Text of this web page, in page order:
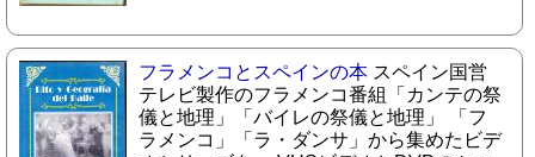
フラメンコとスペインの本 スペイン国営
テレビ製作のフラメンコ番組「カンテの祭
儀と地理」「バイレの祭儀と地理」 「フ
ラメンコ」「ラ・ダンサ」から集めたビデ